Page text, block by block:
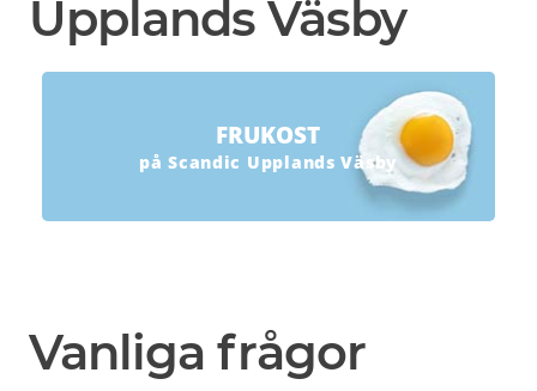
Upplands Väsby
FRUKOST
på Scandic Upplands Väsby
Vanliga frågor